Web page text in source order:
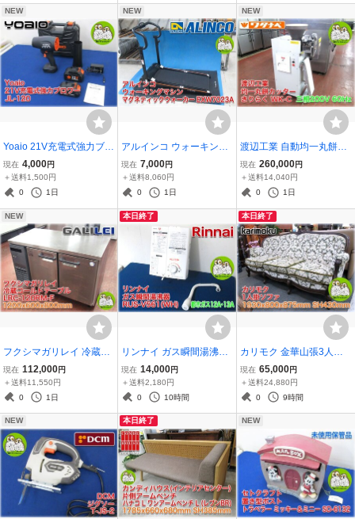
NEW
Yoaio 21V充電式強力ブロ
ワー JL-120 ロングノズ
ル/バッテリー2種/ACアダ
プター/ケース/取扱説明書
現在 4,000円
＋送料1,500円
0
1日
NEW
アルインコ ウォーキング
マシン マグネティックウ
ォーカー EXW7023A 自走
式 マット付 使用体重制限
S 【長野発】
現在 7,000円
＋送料8,060円
0
1日
NEW
渡辺工業 自動均一丸餅カ
ッター きりらく WK-C 三
相200V 60Hz用 ノズル4
種(15/20/25/30mm)付 コ
野発】
現在 260,000円
＋送料14,040円
0
1日
NEW
フクシマガリレイ 冷蔵コ
ールドテーブル LRC-120
RM-F 1200x600x800mm
241L センターフリー(ピ
バーター制御 冷蔵庫
現在 112,000円
＋送料11,550円
0
1日
本日終了
リンナイ ガス瞬間湯沸器
ユーティ RUS-V561(WH)
都市ガス12A・13A 一般
地用 屋内壁掛・後面近接
T(WH)同等品
現在 14,000円
＋送料2,180円
0
10時間
本日終了
カリモク 金華山張3人掛
ソファ フレンチクラシッ
クウォールナット色 ロコ
コ調 飾り鋲 猫脚 応接椅子
発】
現在 65,000円
＋送料24,880円
0
9時間
NEW 本日終了 NEW